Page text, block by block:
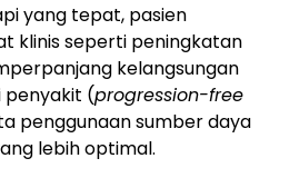
yang tepat, pasien
klinis seperti peningkatan
kelangsungan
penyakit (progression-free
penggunaan sumber daya
lebih optimal.